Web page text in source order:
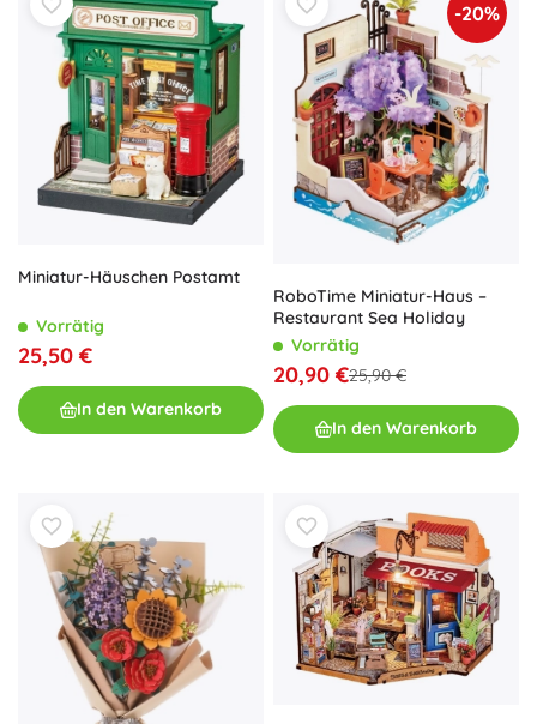
Miniatur-Häuschen Postamt
Vorrätig
25,50 €
In den Warenkorb
-20%
RoboTime Miniatur-Haus –
Restaurant Sea Holiday
Vorrätig
20,90 €25,90 €
In den Warenkorb